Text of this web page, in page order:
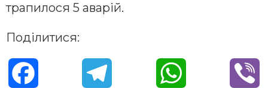
трапилося 5 аварій.
Поділитися: